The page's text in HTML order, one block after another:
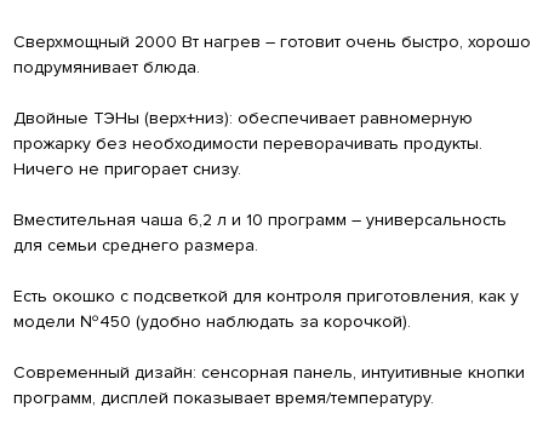
Сверхмощный 2000 Вт нагрев – готовит очень быстро, хорошо
подрумянивает блюда.
Двойные ТЭНы (верх+низ): обеспечивает равномерную
прожарку без необходимости переворачивать продукты.
Ничего не пригорает снизу.
Вместительная чаша 6,2 л и 10 программ – универсальность
для семьи среднего размера.
Есть окошко с подсветкой для контроля приготовления, как у
модели №450 (удобно наблюдать за корочкой).
Современный дизайн: сенсорная панель, интуитивные кнопки
программ, дисплей показывает время/температуру.